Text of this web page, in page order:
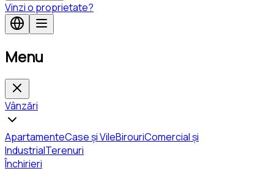
Vinzi o proprietate?
Menu
Vânzări
ApartamenteCase și VileBirouriComercial și
IndustrialTerenuri
Închirieri